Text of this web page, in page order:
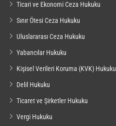
Ticari ve Ekonomi Ceza Hukuku
Sınır Ötesi Ceza Hukuku
Uluslararası Ceza Hukuku
Yabancılar Hukuku
Kişisel Verileri Koruma (KVK) Hukuku
Delil Hukuku
Ticaret ve Şirketler Hukuku
Vergi Hukuku